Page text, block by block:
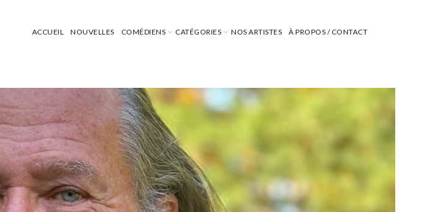
ACCUEIL NOUVELLES COMÉDIENS CATÉGORIES NOS ARTISTES À PROPOS / CONTACT